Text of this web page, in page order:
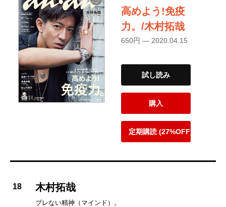
高めよう!免疫
力。/木村拓哉
650円 — 2020.04.15
試し読み
購入
定期購読 (27%OFF)
18 木村拓哉
ブレない精神（マインド）。